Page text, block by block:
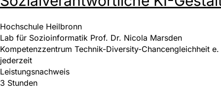
Hochschule Heilbronn
Lab für Sozioinformatik Prof. Dr. Nicola Marsden
Kompetenzzentrum Technik-Diversity-Chancengleichheit e.
jederzeit
Leistungsnachweis
3 Stunden